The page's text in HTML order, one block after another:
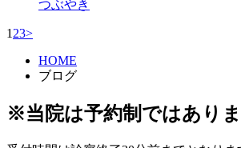
つぶやき
1 23>
HOME
ブログ
※当院は予約制ではあり